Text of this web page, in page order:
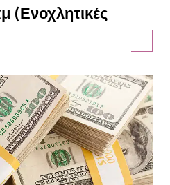
(Ενοχλητικές